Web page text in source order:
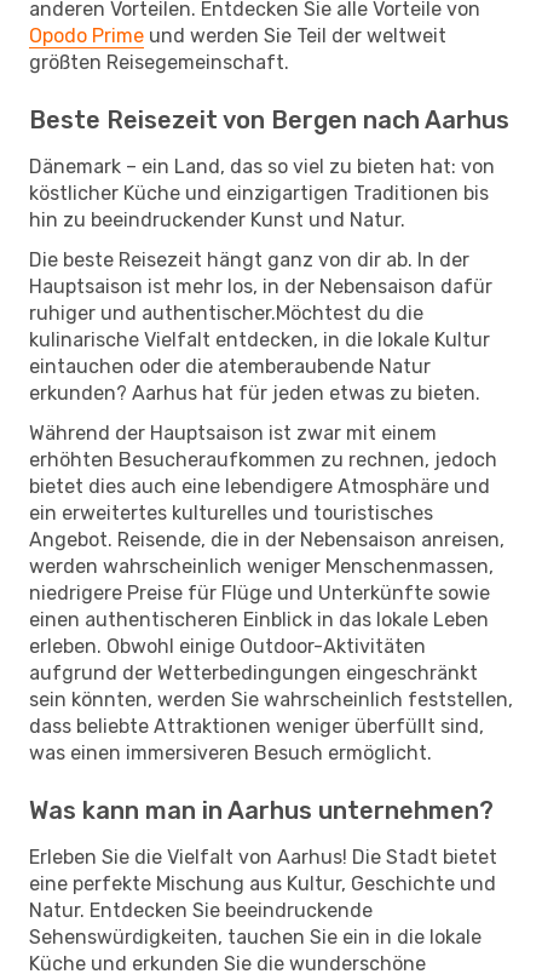
anderen Vorteilen. Entdecken Sie alle Vorteile von
Opodo Prime und werden Sie Teil der weltweit
größten Reisegemeinschaft.
Beste Reisezeit von Bergen nach Aarhus
Dänemark – ein Land, das so viel zu bieten hat: von
köstlicher Küche und einzigartigen Traditionen bis
hin zu beeindruckender Kunst und Natur.
Die beste Reisezeit hängt ganz von dir ab. In der
Hauptsaison ist mehr los, in der Nebensaison dafür
ruhiger und authentischer.Möchtest du die
kulinarische Vielfalt entdecken, in die lokale Kultur
eintauchen oder die atemberaubende Natur
erkunden? Aarhus hat für jeden etwas zu bieten.
Während der Hauptsaison ist zwar mit einem
erhöhten Besucheraufkommen zu rechnen, jedoch
bietet dies auch eine lebendigere Atmosphäre und
ein erweitertes kulturelles und touristisches
Angebot. Reisende, die in der Nebensaison anreisen,
werden wahrscheinlich weniger Menschenmassen,
niedrigere Preise für Flüge und Unterkünfte sowie
einen authentischeren Einblick in das lokale Leben
erleben. Obwohl einige Outdoor-Aktivitäten
aufgrund der Wetterbedingungen eingeschränkt
sein könnten, werden Sie wahrscheinlich feststellen,
dass beliebte Attraktionen weniger überfüllt sind,
was einen immersiveren Besuch ermöglicht.
Was kann man in Aarhus unternehmen?
Erleben Sie die Vielfalt von Aarhus! Die Stadt bietet
eine perfekte Mischung aus Kultur, Geschichte und
Natur. Entdecken Sie beeindruckende
Sehenswürdigkeiten, tauchen Sie ein in die lokale
Küche und erkunden Sie die wunderschöne